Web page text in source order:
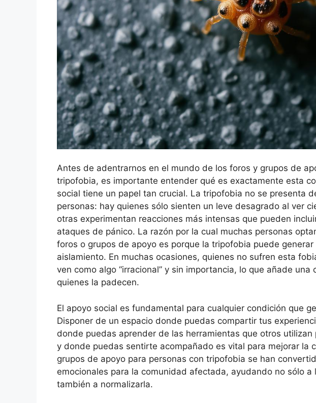
Antes de adentrarnos en el mundo de los foros y grupos de
tripofobia, es importante entender qué es exactamente esta
social tiene un papel tan crucial. La tripofobia no se presenta
personas: hay quienes sólo sienten un leve desagrado al ver
otras experimentan reacciones más intensas que pueden
ataques de pánico. La razón por la cual muchas personas
foros o grupos de apoyo es porque la tripofobia puede
aislamiento. En muchas ocasiones, quienes no sufren esta
ven como algo “irracional” y sin importancia, lo que añade una
quienes la padecen.
El apoyo social es fundamental para cualquier condición que
Disponer de un espacio donde puedas compartir tus
donde puedas aprender de las herramientas que otros utilizan
y donde puedas sentirte acompañado es vital para mejorar la
grupos de apoyo para personas con tripofobia se han
emocionales para la comunidad afectada, ayudando no sólo
también a normalizarla.